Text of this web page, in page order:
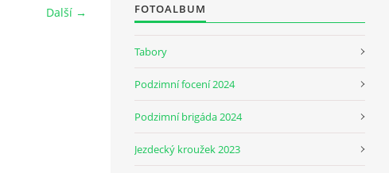
Další → FOTOALBUM
Tabory
Podzimní focení 2024
Podzimní brigáda 2024
Jezdecký kroužek 2023